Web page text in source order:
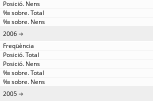
2006
2005